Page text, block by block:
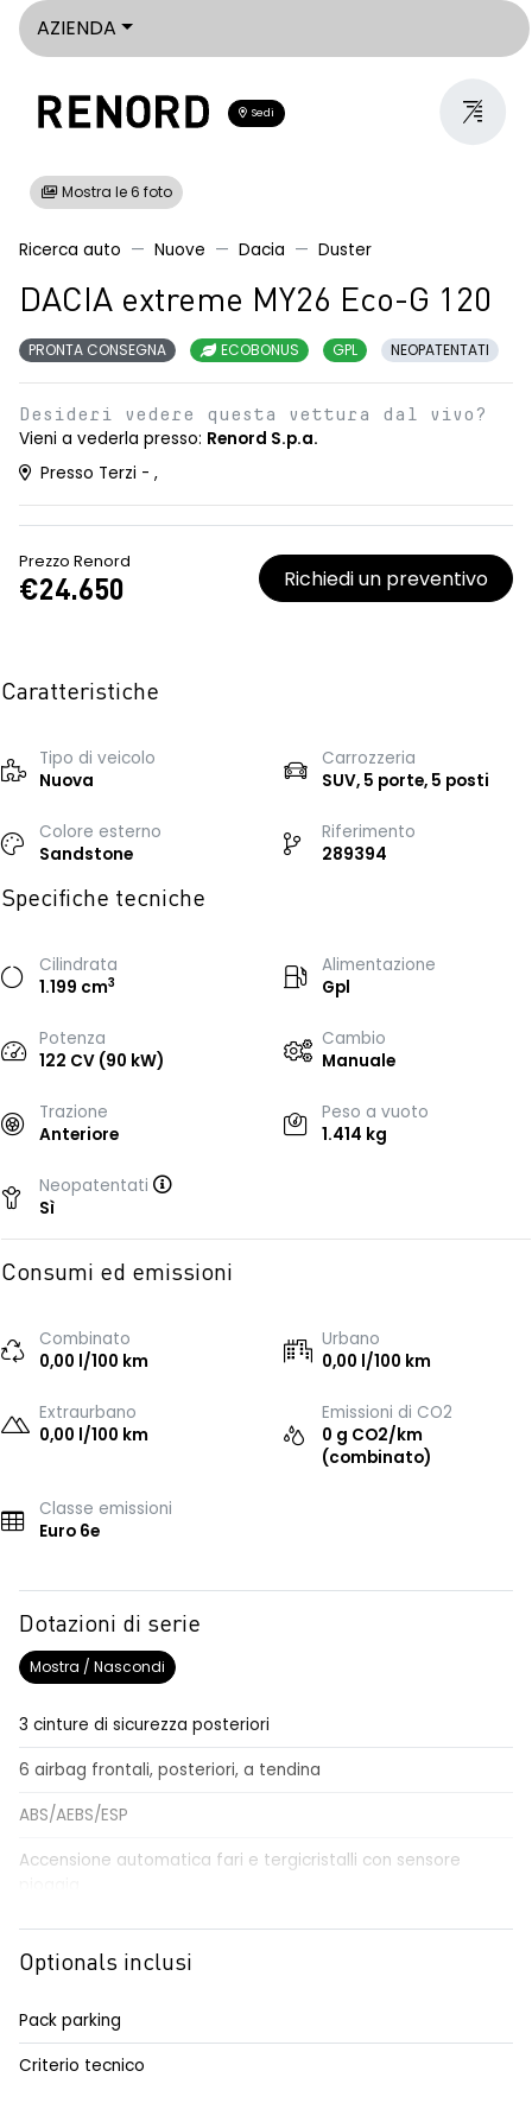
AZIENDA
Sedi
Mostra le 6 foto
Ricerca auto Nuove Dacia Duster
DACIA extreme MY26 Eco-G 120
PRONTA CONSEGNA ECOBONUS GPL NEOPATENTATI
Desideri vedere questa vettura dal vivo?
Vieni a vederla presso: Renord S.p.a.
Presso Terzi - ,
Prezzo Renord
€24.650 Richiedi un preventivo
Caratteristiche
Tipo di veicolo
Nuova
Carrozzeria
SUV, 5 porte, 5 posti
Colore esterno
Sandstone
Riferimento
289394
Specifiche tecniche
Cilindrata
1.199 cm3
Alimentazione
Gpl
Potenza
122 CV (90 kW)
Cambio
Manuale
Trazione
Anteriore
Peso a vuoto
1.414 kg
Neopatentati
Sì
Consumi ed emissioni
Combinato
0,00 l/100 km
Urbano
0,00 l/100 km
Extraurbano
0,00 l/100 km
Emissioni di CO2
0 g CO2/km
(combinato)
Classe emissioni
Euro 6e
Dotazioni di serie
Mostra / Nascondi
3 cinture di sicurezza posteriori
6 airbag frontali, posteriori, a tendina
ABS/AEBS/ESP
Accensione automatica fari e tergicristalli con sensore
Airbag per il conducente e passeggero
Alzacristalli elettrici impulsionali anteriori e posteriori
Alzacristallo elettrico impulsionale anteriore lato conducente
Anabbaglianti Eco-LED
Optionals inclusi
Pack parking
Criterio tecnico